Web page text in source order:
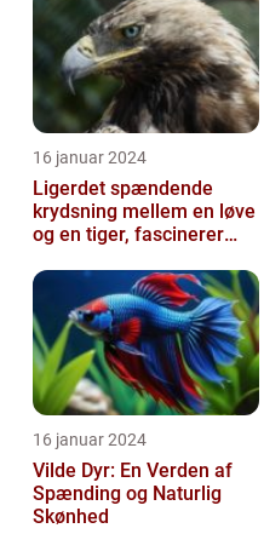
16 januar 2024
Ligerdet spændende
krydsning mellem en løve
og en tiger, fascinerer
verden
16 januar 2024
Vilde Dyr: En Verden af
Spænding og Naturlig
Skønhed